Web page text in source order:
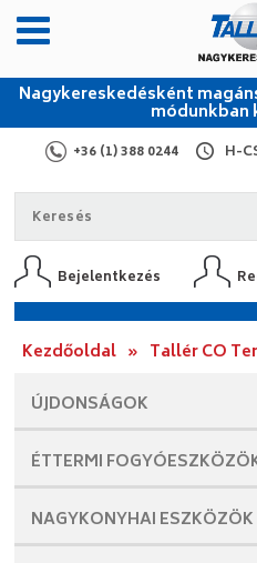
Nagykereskedésként
módunkban
+36 (1) 388 0244 H-
Bejelentkezés
Kezdőoldal » Tallér CO
ÚJDONSÁGOK
ÉTTERMI
NAGYKONYHAI ESZKÖZÖK